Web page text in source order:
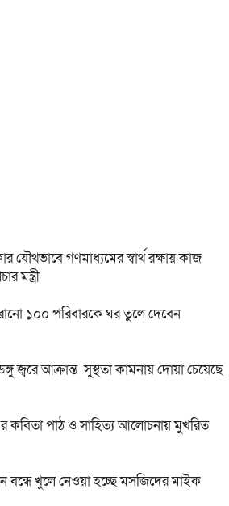
যৌথভাবে গণমাধ্যমের স্বার্থ রক্ষায় কাজ
মন্ত্রী
১০০ পরিবারকে ঘর তুলে দেবেন
জ্বরে আক্রান্ত সুস্থতা কামনায় দোয়া চেয়েছে
কবিতা পাঠ ও সাহিত্য আলোচনায় মুখরিত
বন্ধে খুলে নেওয়া হচ্ছে মসজিদের মাইক